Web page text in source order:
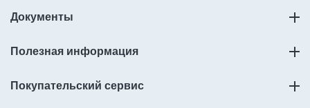
Документы
Полезная информация
Покупательский сервис